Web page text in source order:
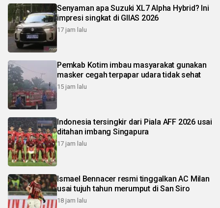
Senyaman apa Suzuki XL7 Alpha Hybrid? Ini
impresi singkat di GIIAS 2026
17 jam lalu
Pemkab Kotim imbau masyarakat gunakan
masker cegah terpapar udara tidak sehat
15 jam lalu
Indonesia tersingkir dari Piala AFF 2026 usai
ditahan imbang Singapura
17 jam lalu
Ismael Bennacer resmi tinggalkan AC Milan
usai tujuh tahun merumput di San Siro
18 jam lalu